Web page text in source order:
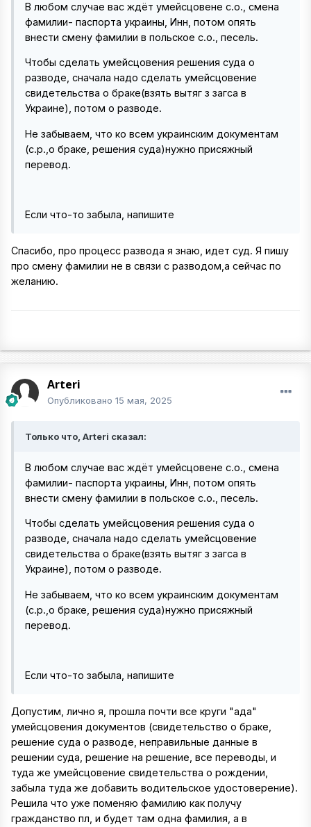
В любом случае вас ждёт умейсцовене с.о., смена
фамилии- паспорта украины, Инн, потом опять
внести смену фамилии в польское с.о., песель.
Чтобы сделать умейсцовения решения суда о
разводе, сначала надо сделать умейсцовение
свидетельства о браке(взять вытяг з загса в
Украине), потом о разводе.
Не забываем, что ко всем украинским документам
(с.р.,о браке, решения суда)нужно присяжный
перевод.
Если что-то забыла, напишите
Спасибо, про процесс развода я знаю, идет суд. Я пишу
про смену фамилии не в связи с разводом,а сейчас по
желанию.
Arteri
Опубликовано 15 мая, 2025
Только что, Arteri сказал:
В любом случае вас ждёт умейсцовене с.о., смена
фамилии- паспорта украины, Инн, потом опять
внести смену фамилии в польское с.о., песель.
Чтобы сделать умейсцовения решения суда о
разводе, сначала надо сделать умейсцовение
свидетельства о браке(взять вытяг з загса в
Украине), потом о разводе.
Не забываем, что ко всем украинским документам
(с.р.,о браке, решения суда)нужно присяжный
перевод.
Если что-то забыла, напишите
Допустим, лично я, прошла почти все круги "ада"
умейсцовения документов (свидетельство о браке,
решение суда о разводе, неправильные данные в
решении суда, решение на решение, все переводы, и
туда же умейсцовение свидетельства о рождении,
забыла туда же добавить водительское удостоверение).
Решила что уже поменяю фамилию как получу
гражданство пл, и будет там одна фамилия, а в